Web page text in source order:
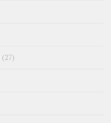
(27)